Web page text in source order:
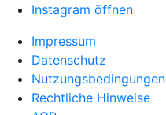
Instagram öffnen
Impressum
Datenschutz
Nutzungsbedingungen
Rechtliche Hinweise